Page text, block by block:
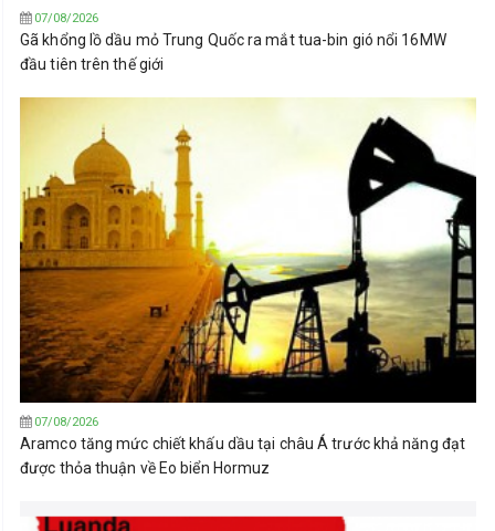
07/08/2026
Gã khổng lồ dầu mỏ Trung Quốc ra mắt tua-bin gió nổi 16MW
đầu tiên trên thế giới
07/08/2026
Aramco tăng mức chiết khấu dầu tại châu Á trước khả năng đạt
được thỏa thuận về Eo biển Hormuz